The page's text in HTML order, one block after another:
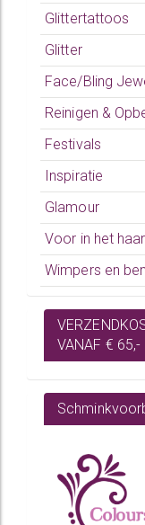
Glittertattoos
Glitter
Face/Bling
Reinigen &
Festivals
Inspiratie
Glamour
Voor in het haar
Wimpers en
VANAF € 65,-